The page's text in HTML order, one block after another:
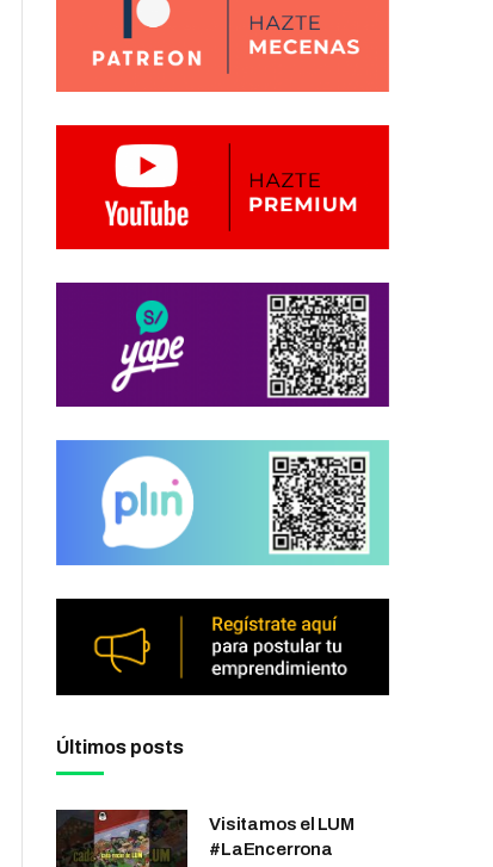
Últimos posts
Visitamos el LUM
#LaEncerrona